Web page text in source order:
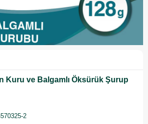
Kuru ve Balgamlı Öksürük Şurup
2